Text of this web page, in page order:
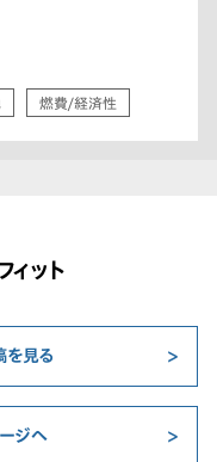
燃費/経済性
ィット
を見る
ジへ